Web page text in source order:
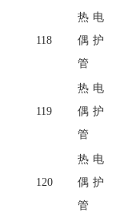
118
热电
偶护
管
119
热电
偶护
管
120
热电
偶护
管